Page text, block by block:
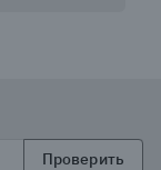
Проверить